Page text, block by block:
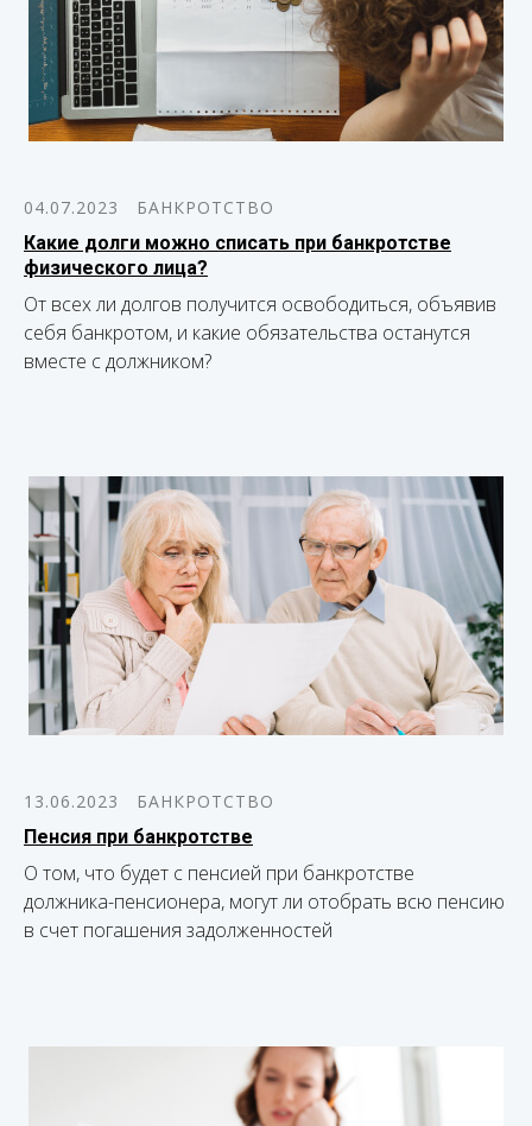
04.07.2023
БАНКРОТСТВО
Какие долги можно списать при банкротстве
физического лица?
От всех ли долгов получится освободиться, объявив
себя банкротом, и какие обязательства останутся
вместе с должником?
13.06.2023
БАНКРОТСТВО
Пенсия при банкротстве
О том, что будет с пенсией при банкротстве
должника-пенсионера, могут ли отобрать всю пенсию
в счет погашения задолженностей